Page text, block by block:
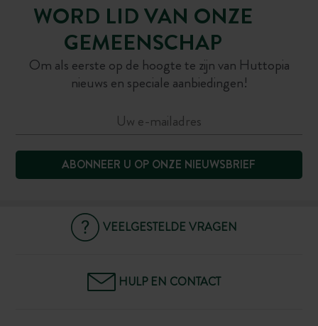
WORD LID VAN ONZE
GEMEENSCHAP
Om als eerste op de hoogte te zijn van Huttopia
nieuws en speciale aanbiedingen!
ABONNEER U OP ONZE NIEUWSBRIEF
VEELGESTELDE VRAGEN
HULP EN CONTACT